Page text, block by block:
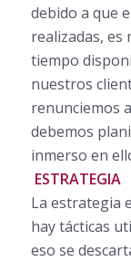
debido a que
realizadas, es
tiempo
nuestros
renunciemos
debemos
inmerso en
ESTRATEGIA
La estrategia
hay tácticas
eso se